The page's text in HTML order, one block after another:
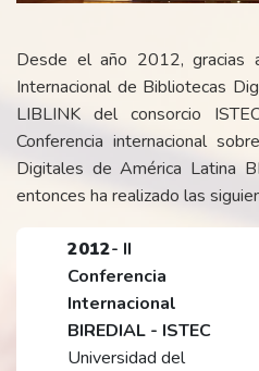
Desde el año 2012, gracias
Internacional de Bibliotecas
LIBLINK del consorcio
Conferencia internacional
Digitales de América Latina
entonces ha realizado las
2012- II
Conferencia
Internacional
BIREDIAL - ISTEC
Universidad del